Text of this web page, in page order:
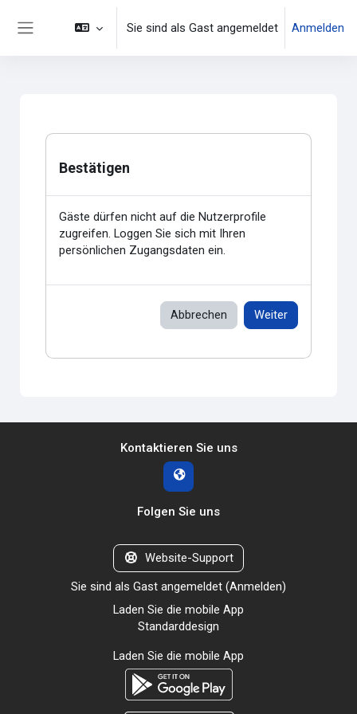
Sie sind als Gast angemeldet Anmelden
Bestätigen
Gäste dürfen nicht auf die Nutzerprofile
zugreifen. Loggen Sie sich mit Ihren
persönlichen Zugangsdaten ein.
Abbrechen Weiter
Kontaktieren Sie uns
Folgen Sie uns
Website-Support
Sie sind als Gast angemeldet (Anmelden)
Laden Sie die mobile App
Standarddesign
Laden Sie die mobile App